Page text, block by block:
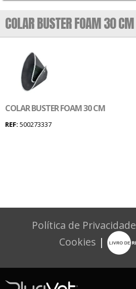
COLAR BUSTER FOAM 30 CM
COLAR BUSTER FOAM 30 CM
REF: 500273337
Política de Privacidade
Cookies |